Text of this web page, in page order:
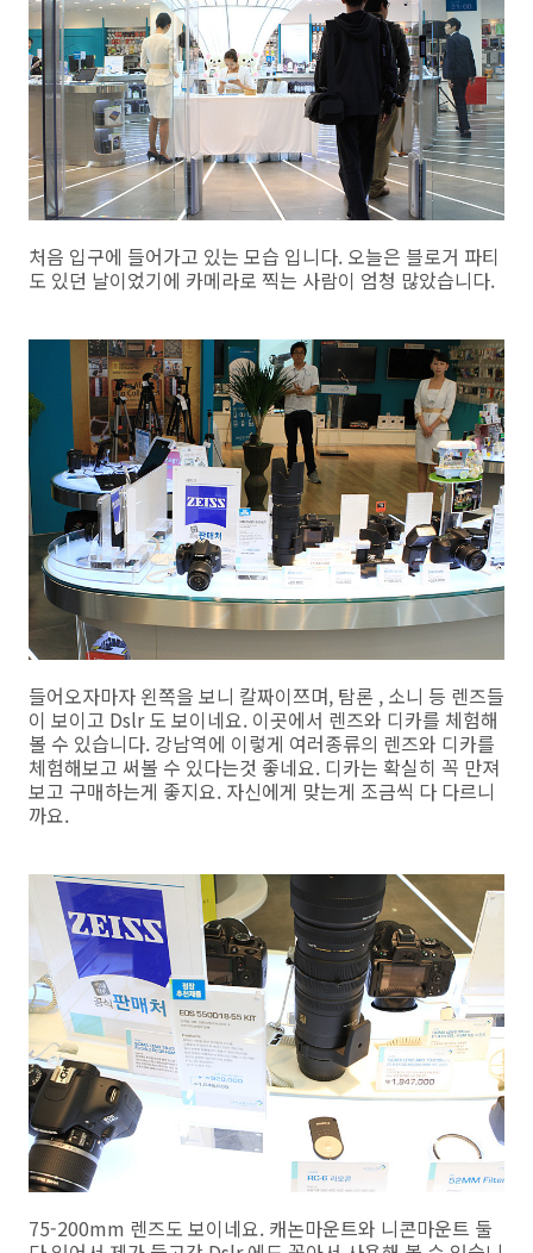
처음 입구에 들어가고 있는 모습 입니다. 오늘은 블로거 파티
도 있던 날이었기에 카메라로 찍는 사람이 엄청 많았습니다.
들어오자마자 왼쪽을 보니 칼짜이쯔며, 탐론 , 소니 등 렌즈들
이 보이고 Dslr 도 보이네요. 이곳에서 렌즈와 디카를 체험해
볼 수 있습니다. 강남역에 이렇게 여러종류의 렌즈와 디카를
체험해보고 써볼 수 있다는것 좋네요. 디카는 확실히 꼭 만져
보고 구매하는게 좋지요. 자신에게 맞는게 조금씩 다 다르니
까요.
75-200mm 렌즈도 보이네요. 캐논마운트와 니콘마운트 둘